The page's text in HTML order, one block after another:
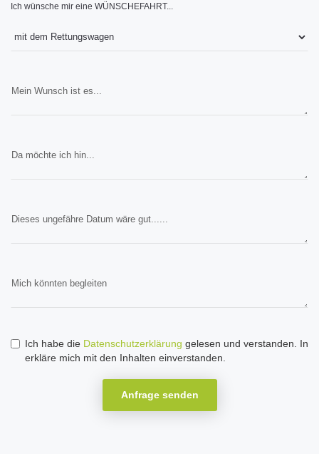
Ich wünsche mir eine WÜNSCHEFAHRT...
Ich habe die Datenschutzerklärung gelesen und verstanden. In
erkläre mich mit den Inhalten einverstanden.
Anfrage senden